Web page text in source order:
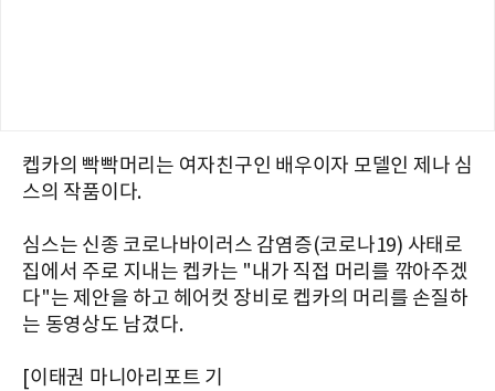
켑카의 빡빡머리는 여자친구인 배우이자 모델인 제나 심
스의 작품이다.
심스는 신종 코로나바이러스 감염증(코로나19) 사태로
집에서 주로 지내는 켑카는 "내가 직접 머리를 깎아주겠
다"는 제안을 하고 헤어컷 장비로 켑카의 머리를 손질하
는 동영상도 남겼다.
[이태권 마니아리포트 기